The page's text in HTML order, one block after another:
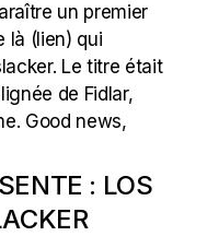
un premier
là (lien) qui
Le titre était
de Fidlar,
Good news,
: LOS